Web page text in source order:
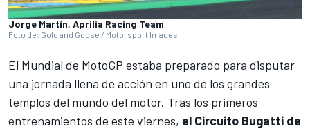
Jorge Martín, Aprilia Racing Team
Foto de: Gold and Goose / Motorsport Images
El Mundial de MotoGP estaba preparado para disputar
una jornada llena de acción en uno de los grandes
templos del mundo del motor. Tras los primeros
entrenamientos de este viernes, el Circuito Bugatti de